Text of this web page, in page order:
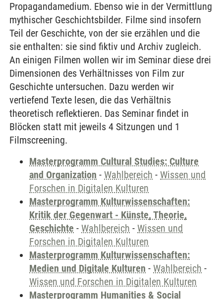
Propagandamedium. Ebenso wie in der Vermittlung
mythischer Geschichtsbilder. Filme sind insofern
Teil der Geschichte, von der sie erzählen und die
sie enthalten: sie sind fiktiv und Archiv zugleich.
An einigen Filmen wollen wir im Seminar diese drei
Dimensionen des Verhältnisses von Film zur
Geschichte untersuchen. Dazu werden wir
vertiefend Texte lesen, die das Verhältnis
theoretisch reflektieren. Das Seminar findet in
Blöcken statt mit jeweils 4 Sitzungen und 1
Filmscreening.
Masterprogramm Cultural Studies: Culture
and Organization - Wahlbereich - Wissen und
Forschen in Digitalen Kulturen
Masterprogramm Kulturwissenschaften:
Kritik der Gegenwart - Künste, Theorie,
Geschichte - Wahlbereich - Wissen und
Forschen in Digitalen Kulturen
Masterprogramm Kulturwissenschaften:
Medien und Digitale Kulturen - Wahlbereich -
Wissen und Forschen in Digitalen Kulturen
Masterprogramm Humanities & Social